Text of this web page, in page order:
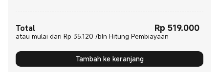
Total Rp 519.000
atau mulai dari Rp 35.120 /bln Hitung Pembiayaan
Tambah ke keranjang